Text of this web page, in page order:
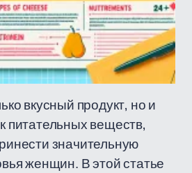
вкусный продукт, но и
питательных веществ,
значительную
женщин. В этой статье